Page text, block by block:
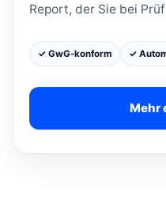
Report, der Sie bei
✓ GwG-konform ✓
Mehr